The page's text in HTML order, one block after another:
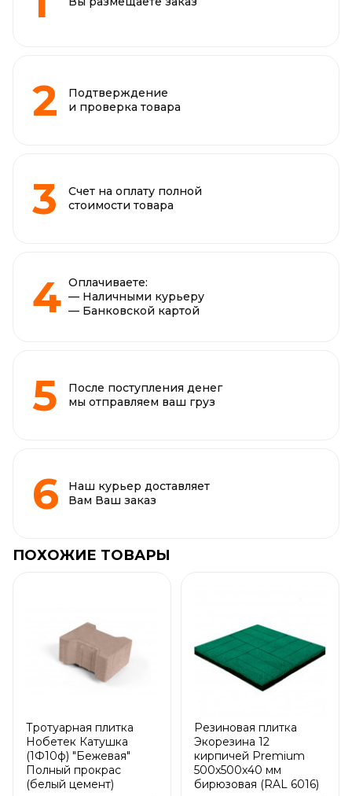
Подтверждение
и проверка товара
Счет на оплату полной
стоимости товара
Оплачиваете:
— Наличными курьеру
— Банковской картой
После поступления денег
мы отправляем ваш груз
Наш курьер доставляет
Вам Ваш заказ
ПОХОЖИЕ ТОВАРЫ
Тротуарная плитка
Нобетек Катушка
(1Ф10ф) "Бежевая"
Полный прокрас
(белый цемент)
Резиновая плитка
Экорезина 12
кирпичей Premium
500x500x40 мм
бирюзовая (RAL 6016)